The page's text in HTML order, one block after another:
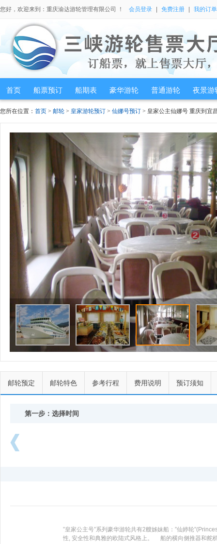
您好，欢迎来到：重庆渝达游轮管理有限公司 ！ 会员登录 免费注册 我的订单
首页 船票预订 船期表 豪华游轮 普通游轮 夜景游
您所在位置： 首页 > 邮轮 > 皇家游轮预订 > 仙娜号预订 > 皇家公主仙娜号 重庆到宜
邮轮预定 邮轮特色 参考行程 费用说明 预订须知
第一步：选择时间
”皇家公主号”系列豪华游轮共有2艘姊妹船：”仙婷轮
性, 安全性和典雅的欧陆式风格上。 船的横向侧推器和舵